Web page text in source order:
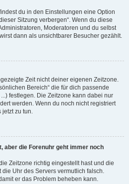
du in den Einstellungen eine Option
Sitzung verbergen“. Wenn du diese
Moderatoren und du selbst
dann als unsichtbarer Besucher gezählt.
Zeit nicht deiner eigenen Zeitzone.
Bereich“ die für dich passende
festlegen. Die Zeitzone kann dabei nur
werden. Wenn du noch nicht registriert
jetzt zu tun.
aber die Forenuhr geht immer noch
Zeitzone richtig eingestellt hast und die
Uhr des Servers vermutlich falsch.
er das Problem beheben kann.